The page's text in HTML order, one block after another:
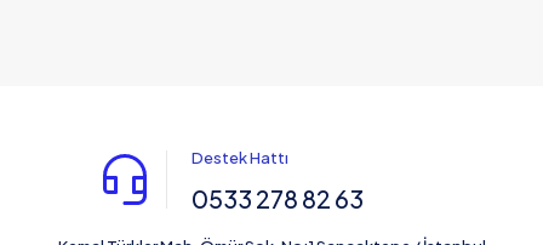
Destek Hattı
0533 278 82 63